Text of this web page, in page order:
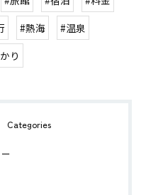
#熱海
#温泉
り
Categories